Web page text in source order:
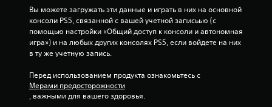
о
ц
Вы можете загружать эти данные и играть в них на основной
консоли PS5, связанной с вашей учетной записьью (с
помощью настройки «Общий доступ к консоли и автономная
игра») и на любых других консолях PS5, если войдете на них
в ту же учетную запись.
Перед использованием продукта ознакомьтесь с
Мерами предосторожности
, важными для вашего здоровья.